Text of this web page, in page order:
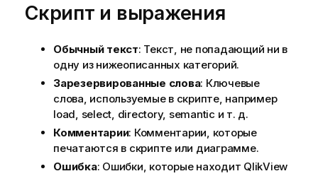
Скрипт и выражения
Обычный текст: Текст, не попадающий ни в
одну из нижеописанных категорий.
Зарезервированные слова: Ключевые
слова, используемые в скрипте, например
load select directory, semantic и т. д.
Комментарии: Комментарии, которые
печатаются в скрипте или диаграмме.
Ошибка: Ошибки, которые находит QlikView